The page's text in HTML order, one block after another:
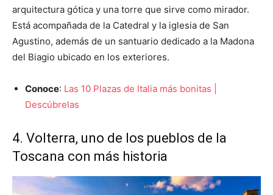
arquitectura gótica y una torre que sirve como mirador.
Está acompañada de la Catedral y la iglesia de San
Agustino, además de un santuario dedicado a la Madona
del Biagio ubicado en los exteriores.
Conoce: Las 10 Plazas de Italia más bonitas |
Descúbrelas
4. Volterra, uno de los pueblos de la
Toscana con más historia